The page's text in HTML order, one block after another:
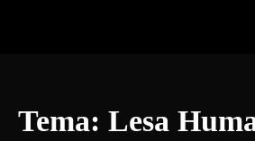
Tema: Lesa